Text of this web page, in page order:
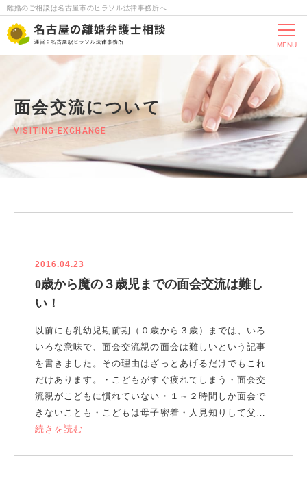
離婚のご相談は名古屋市のヒラソル法律事務所へ
MENU
面会交流について
VISITING EXCHANGE
2016.04.23
0歳から魔の３歳児までの面会交流は難し
い！
以前にも乳幼児期前期（０歳から３歳）までは、いろ
いろな意味で、面会交流親の面会は難しいという記事
を書きました。その理由はざっとあげるだけでもこれ
だけあります。・こどもがすぐ疲れてしまう・面会交
流親がこどもに慣れていない・１～２時間しか面会で
きないことも・こどもは母子密着・人見知りして父…
続きを読む